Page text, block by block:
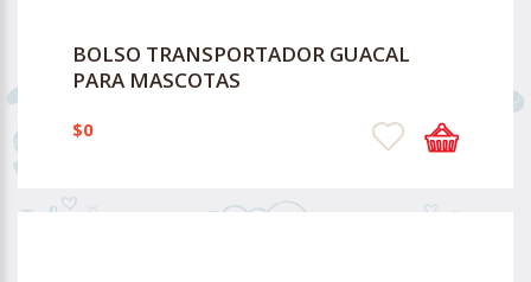
BOLSO TRANSPORTADOR GUACAL
PARA MASCOTAS
$0